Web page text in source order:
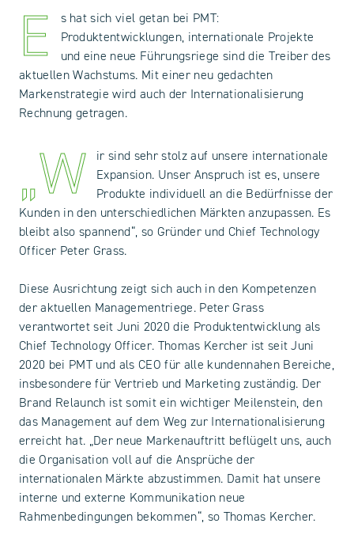
E
s hat sich viel getan bei PMT:
Produktentwicklungen, internationale Projekte
und eine neue Führungsriege sind die Treiber des
aktuellen Wachstums. Mit einer neu gedachten
Markenstrategie wird auch der Internationalisierung
Rechnung getragen.
„W
ir sind sehr stolz auf unsere internationale
Expansion. Unser Anspruch ist es, unsere
Produkte individuell an die Bedürfnisse der
Kunden in den unterschiedlichen Märkten anzupassen. Es
bleibt also spannend“, so Gründer und Chief Technology
Officer Peter Grass.
Diese Ausrichtung zeigt sich auch in den Kompetenzen
der aktuellen Managementriege. Peter Grass
verantwortet seit Juni 2020 die Produktentwicklung als
Chief Technology Officer. Thomas Kercher ist seit Juni
2020 bei PMT und als CEO für alle kundennahen Bereiche,
insbesondere für Vertrieb und Marketing zuständig. Der
Brand Relaunch ist somit ein wichtiger Meilenstein, den
das Management auf dem Weg zur Internationalisierung
erreicht hat. „Der neue Markenauftritt beflügelt uns, auch
die Organisation voll auf die Ansprüche der
internationalen Märkte abzustimmen. Damit hat unsere
interne und externe Kommunikation neue
Rahmenbedingungen bekommen“, so Thomas Kercher.